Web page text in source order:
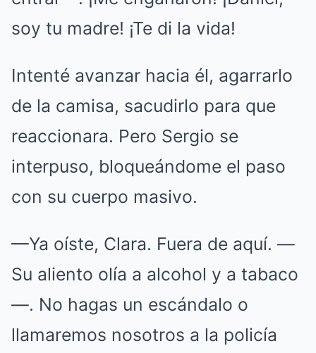
soy tu madre! ¡Te di la vida!
Intenté avanzar hacia él, agarrarlo
de la camisa, sacudirlo para que
reaccionara. Pero Sergio se
interpuso, bloqueándome el paso
con su cuerpo masivo.
—Ya oíste, Clara. Fuera de aquí. —
Su aliento olía a alcohol y a tabaco
—. No hagas un escándalo o
llamaremos nosotros a la policía